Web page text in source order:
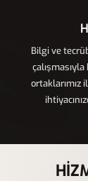
Bilgi ve